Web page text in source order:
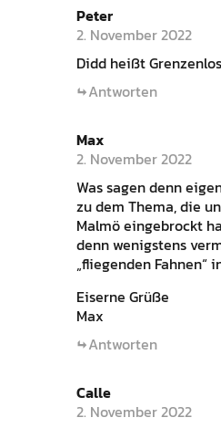
Peter
2. November 2022
Didd heißt Grenzenlos
Antworten
Max
2. November 2022
Was sagen denn
zu dem Thema, die
Malmö eingebrockt
denn wenigstens
„fliegenden Fahnen“
Eiserne Grüße
Max
Antworten
Calle
2. November 2022